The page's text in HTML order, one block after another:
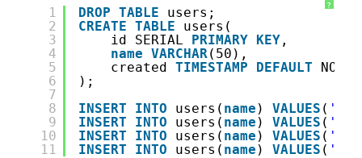
?
1
2
3
4
5
6
7
8
9
10
11
DROP TABLE
users;
CREATE
TABLE
users(
id SERIAL PRIMARY KEY ,
name
VARCHAR(50),
created TIMESTAMP DEFAULT
NOW()
);
INSERT
INTO users( name ) VALUES (
INSERT
INTO users( name ) VALUES (
INSERT
INTO users( name ) VALUES (
INSERT
INTO users( name ) VALUES (